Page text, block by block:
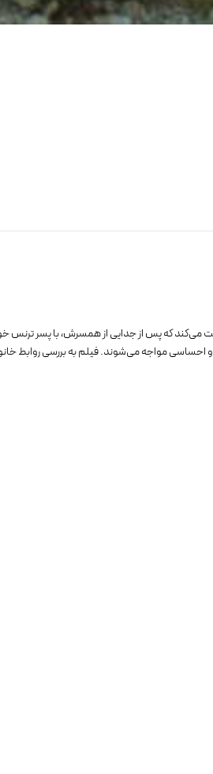
می‌کند که پس از جدایی از همسرش، با پسر ترنس
مواجه می‌شوند. فیلم به بررسی روابط